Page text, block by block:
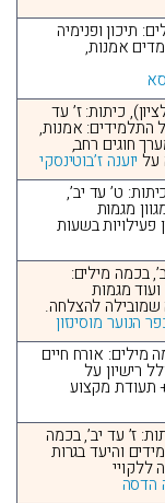
תיכון ופנימיה
אמנות,
כיתות: ז’ עד
התלמידים: אמנות,
חוגים רחב,
על יוענה ז’בוטינסקי
ט’ עד יב’,
מגמות
פעילויות בשעות
בכמה מילים:
מגמות
שמובילה להצלחה.
הנוער מוסינזון
מילים: אורח חיים
רישיון על
+ תעודת מקצוע
ז’ עד יב’, בכמה
למידה בקבוצות קטנות עד 20 תלמידים והיעד בגרות
ללקויי
הדסה